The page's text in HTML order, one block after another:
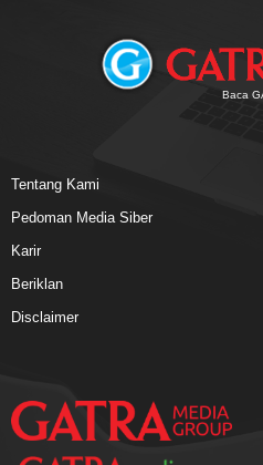
Baca
Tentang Kami
Pedoman Media Siber
Karir
Beriklan
Disclaimer